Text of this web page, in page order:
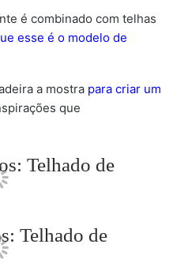
é combinado com telhas
esse é o modelo de
a mostra para criar um
que